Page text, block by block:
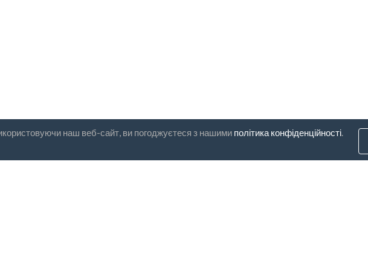
наш веб-сайт, ви погоджуєтеся з нашими політика конфіденційності.